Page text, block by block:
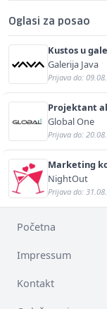
Oglasi za posao
Kustos u
Galerija Java
Prijava do:
Projektant
Global One
Prijava do:
Marketing
NightOut
Prijava do:
Početna
Impressum
Kontakt